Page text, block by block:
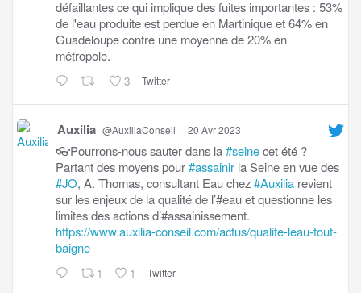
défaillantes ce qui implique des fuites importantes : 53%
de l'eau produite est perdue en Martinique et 64% en
Guadeloupe contre une moyenne de 20% en
métropole.
3 Twitter
Auxilia @AuxiliaConseil · 20 Avr 2023
👓Pourrons-nous sauter dans la#seinecet été ?
Partant des moyens pour#assainir la Seine en vue des
#JO, A. Thomas, consultant Eau chez#Auxilia revient
sur les enjeux de la qualité de l’#eau et questionne les
limites des actions d’#assainissement.
https://www.auxilia-conseil.com/actus/qualite-leau-tout-
baigne
1 1 Twitter